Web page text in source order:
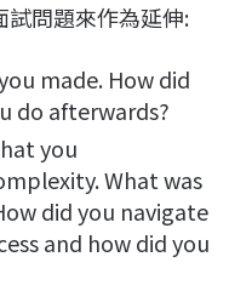
問題來作為延伸:
made. How did
do afterwards?
you
What was
did you navigate
and how did you